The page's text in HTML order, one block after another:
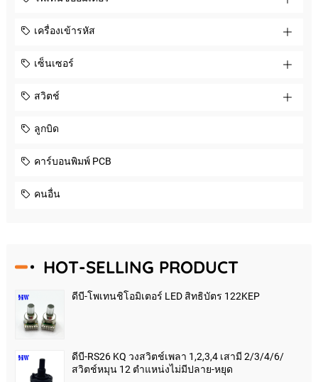
เครื่องเข้ารหัส
เซ็นเซอร์
สวิตช์
ลูกบิด
คาร์บอนพิมพ์ PCB
คนอื่น
HOT-SELLING PRODUCT
ดีบี-โพเทนชิโอมิเตอร์ LED สิทธิบัตร 122KEP
ดีบี-RS26 KQ วงสวิตช์เพลา 1,2,3,4 เสามี 2/3/4/6/
สวิตช์หมุน 12 ตำแหน่งไม่มีปลาย-หยุด